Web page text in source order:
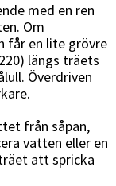
med en ren
Om
får en lite grövre
längs träets
Överdriven
från såpan,
vatten eller en
att spricka